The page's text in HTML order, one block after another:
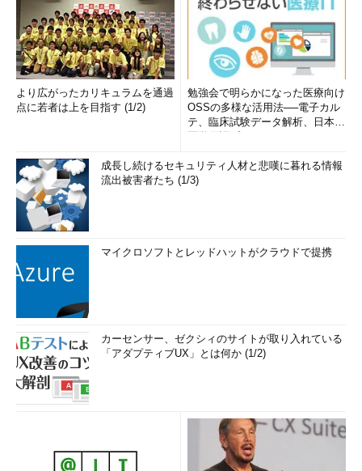
より広がったカリキュラムを通過
点に若者は上を目指す (1/2)
勉強会で明らかになった医療向け
OSSの多様な活用法──電子カル
テ、臨床試験データ解析、日本語
成長し続けるセキュリティ人材と悲嘆に暮れる情報
流出被害者たち (1/3)
マイクロソフトとレッドハットがクラウドで提携
カーセンサー、ゼクシィのサイトが取り入れている
「アダプティブUX」とは何か (1/2)